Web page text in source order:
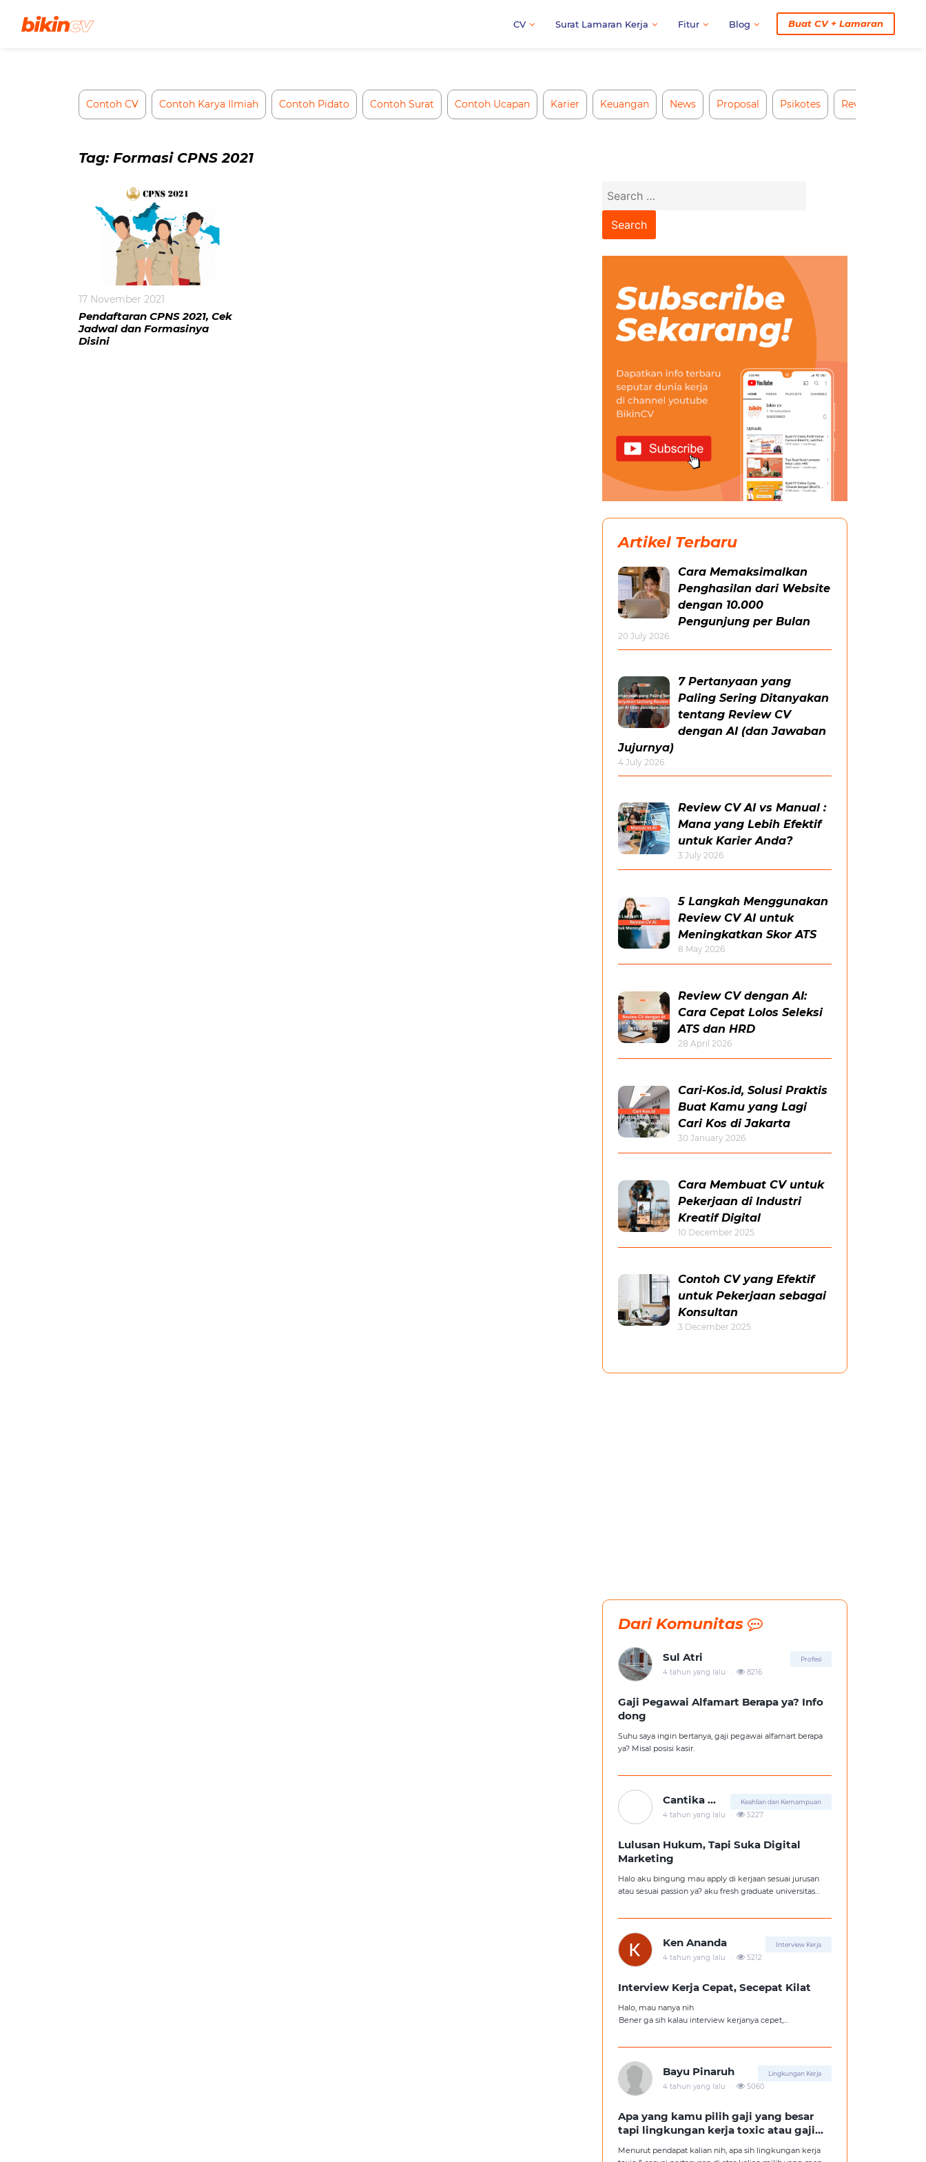
CV Surat Lamaran Kerja Fitur Blog Buat CV + Lamaran
Contoh CV Contoh Karya Ilmiah Contoh Pidato Contoh Surat Contoh Ucapan Karier Keuangan News Proposal Psikotes Review CV AI
Tag: Formasi CPNS 2021
17 November 2021
Pendaftaran CPNS 2021, Cek
Jadwal dan Formasinya
Disini
Artikel Terbaru
Cara Memaksimalkan
Penghasilan dari Website
dengan 10.000
Pengunjung per Bulan
20 July 2026
7 Pertanyaan yang
Paling Sering Ditanyakan
tentang Review CV
dengan AI (dan Jawaban
Jujurnya)
4 July 2026
Review CV AI vs Manual :
Mana yang Lebih Efektif
untuk Karier Anda?
3 July 2026
5 Langkah Menggunakan
Review CV AI untuk
Meningkatkan Skor ATS
8 May 2026
Review CV dengan AI:
Cara Cepat Lolos Seleksi
ATS dan HRD
28 April 2026
Cari-Kos.id, Solusi Praktis
Buat Kamu yang Lagi
Cari Kos di Jakarta
30 January 2026
Cara Membuat CV untuk
Pekerjaan di Industri
Kreatif Digital
10 December 2025
Contoh CV yang Efektif
untuk Pekerjaan sebagai
Konsultan
3 December 2025
Dari Komunitas
Sul Atri Profesi
4 tahun yang lalu . 8216
Gaji Pegawai Alfamart Berapa ya? Info
dong
Suhu saya ingin bertanya, gaji pegawai alfamart berapa
ya? Misal posisi kasir.
Cantika Putri Keahlian dan Kemampuan
4 tahun yang lalu . 5227
Lulusan Hukum, Tapi Suka Digital
Marketing
Halo aku bingung mau apply di kerjaan sesuai jurusan
atau sesuai passion ya? aku fresh graduate universitas
marketing. Ortuku tentu kasi saran biar aku ambil
Ken Ananda Interview Kerja
4 tahun yang lalu . 5212
Interview Kerja Cepat, Secepat Kilat
Halo, mau nanya nih
Bener ga sih kalau interview kerjanya cepet,
Tolong pencerahannya dong kakak-kakak semua,
Bayu Pinaruh Lingkungan Kerja
4 tahun yang lalu . 5060
Apa yang kamu pilih gaji yang besar
tapi lingkungan kerja toxic atau gaji
nyaman
Menurut pendapat kalian nih, apa sih lingkungan kerja